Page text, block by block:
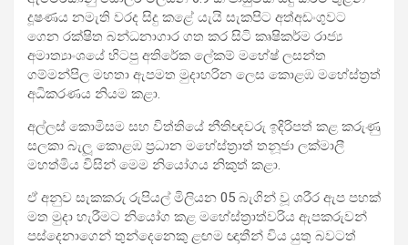
දූෂණය නමැති වරද සිදු කළේ යැයි සැකපිට අත්අඩංගුවට
ගෙන රක්ෂිත බන්ධනාගාර ගත කර සිටි කෘෂිකර්ම රාජ්‍ය
අමාත්‍යාංශයේ හිටපු අතිරේක ලේකම් මහේෂ් ලසන්ත
ගම්මන්පිල මහතා ඇපමත මුදාහරින ලෙස කොළඹ මහේස්ත්‍රත්
අධිකරණය නියම කළා.
අල්ලස් කොමිසම සහ විත්තියේ නීතිඥවරු ඉදිරිපත් කළ කරුණු
සලකා බැලූ කොළඹ ප්‍රධාන මහේස්ත්‍රාත් තනූජා ලක්මාලී
මහත්මිය විසින් මෙම නියෝගය නිකුත් කළා.
ඒ අනුව සැකකරු රුපියල් මිලියන 05 බැගින් වූ ශරීර ඇප පහක්
මත මුදා හැරීමට නියෝග කළ මහේස්ත්‍රාත්වරිය ඇපකරුවන්
පස්දෙනාගෙන් තුන්දෙනෙකු ළඟම ඥාතීන් විය යුතු බවටත්